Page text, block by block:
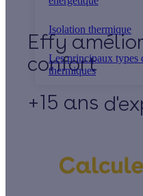
Isolation thermique
Les principaux types
thermiques
Effy
+15 ans